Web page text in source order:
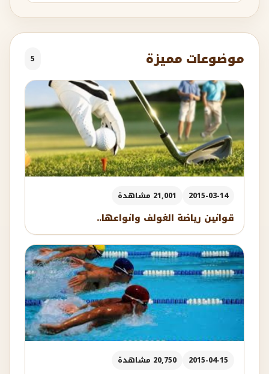
موضوعات مميزة 5
2015-03-14 21,001 مشاهدة
قوانين رياضة الغولف وانواعها..
2015-04-15 20,750 مشاهدة